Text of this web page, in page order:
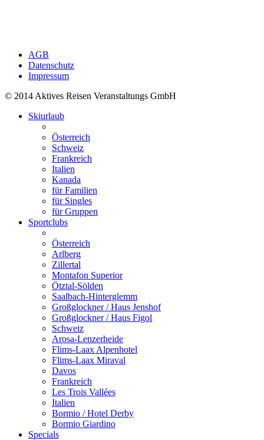
AGB
Datenschutz
Impressum
© 2014 Aktives Reisen Veranstaltungs GmbH
Skiurlaub
Österreich
Schweiz
Frankreich
Italien
Kanada
für Familien
für Singles
für Gruppen
Sportclubs
Österreich
Arlberg
Zillertal
Montafon Superior
Ötztal-Sölden
Saalbach-Hinterglemm
Großglockner / Haus Jenshof
Großglockner / Haus Figol
Schweiz
Arosa-Lenzerheide
Flims-Laax Alpenhotel
Flims-Laax Miraval
Davos
Frankreich
Les Trois Vallées
Italien
Bormio / Hotel Derby
Bormio Giardino
Specials